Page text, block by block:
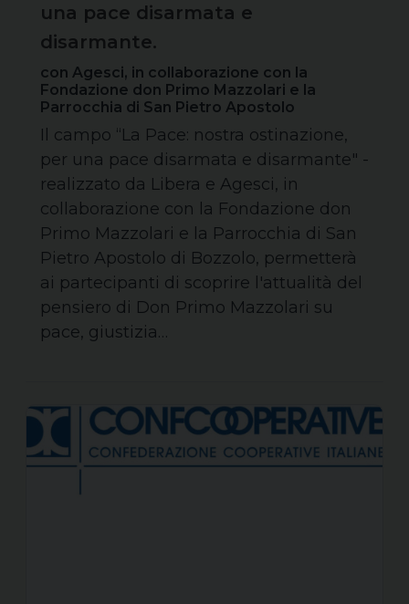
una pace disarmata e
disarmante.
con Agesci, in collaborazione con la
Fondazione don Primo Mazzolari e la
Parrocchia di San Pietro Apostolo
Il campo “La Pace: nostra ostinazione,
per una pace disarmata e disarmante" -
realizzato da Libera e Agesci, in
collaborazione con la Fondazione don
Primo Mazzolari e la Parrocchia di San
Pietro Apostolo di Bozzolo, permetterà
ai partecipanti di scoprire l'attualità del
pensiero di Don Primo Mazzolari su
pace, giustizia…